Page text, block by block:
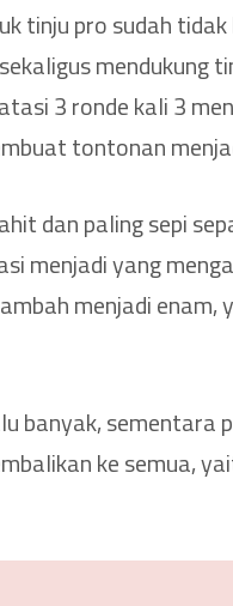
tinju pro sudah
mendukung
3 ronde kali 3
tontonan
dan paling sepi
menjadi yang
menjadi enam,
banyak, sementara
ke semua,